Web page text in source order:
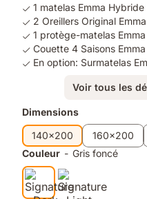
1 matelas Emma Hybride
2 Oreillers Original Emma
1 protège-matelas Emma
Couette 4 Saisons Emma
En option: Surmatelas
Voir tous les
Produits
supplémentaires
Dimensions
140x200
160x200
Couleur - Gris foncé